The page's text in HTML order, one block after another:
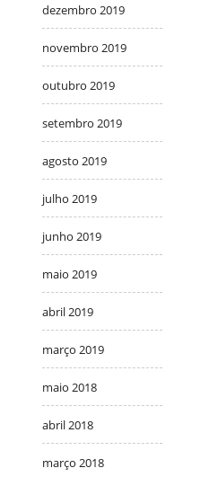
dezembro 2019
novembro 2019
outubro 2019
setembro 2019
agosto 2019
julho 2019
junho 2019
maio 2019
abril 2019
março 2019
maio 2018
abril 2018
março 2018